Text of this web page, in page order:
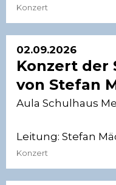
Konzert
02.09.2026
Konzert der
von Stefan
Aula Schulhaus
Leitung: Stefan
Konzert